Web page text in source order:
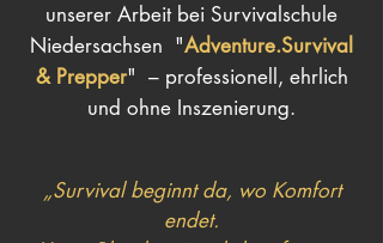
unserer Arbeit bei Survivalschule
Niedersachsen "Adventure.Survival
& Prepper" – professionell, ehrlich
und ohne Inszenierung.
„Survival beginnt da, wo Komfort
endet.